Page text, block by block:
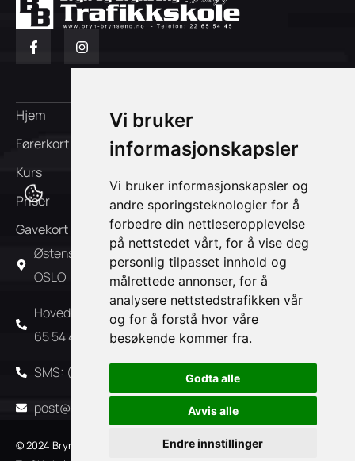
Vi bruker
informasjonskapsler
Vi bruker informasjonskapsler og
andre sporingsteknologier for å
forbedre din nettleseropplevelse
på nettstedet vårt, for å vise deg
personlig tilpasset innhold og
målrettede annonser, for å
analysere nettstedstrafikken vår
og for å forstå hvor våre
besøkende kommer fra.
Godta alle
Avvis alle
Endre innstillinger
Hjem
Førerkort
Kurs
Priser
Gavekort
Om oss
FAQ
Kontakt oss
Påmelding
Østensjøveien 39A 0667
OSLO
Hovednummer: (+47) 22
65 54 45
SMS: (+47) 90 36 47 55
post@bryn-brynseng.no
© 2024 Bryn og Brynseng
Personvern